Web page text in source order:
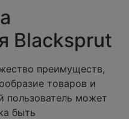
Blacksprut
преимуществ,
товаров и
пользователь может
быть